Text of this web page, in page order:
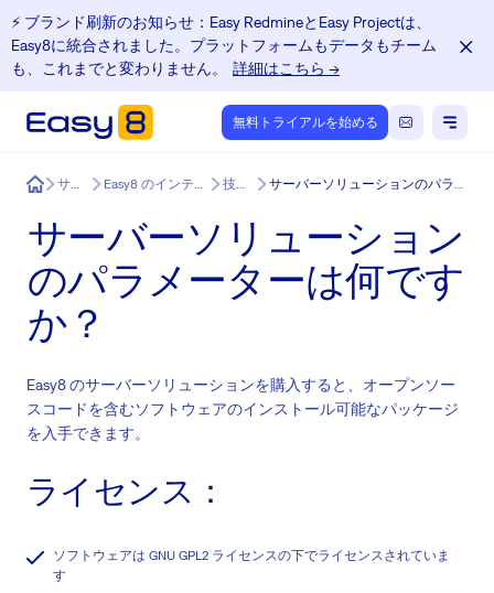
⚡️ ブランド刷新のお知らせ：Easy RedmineとEasy Projectは、
Easy8に統合されました。プラットフォームもデータもチーム
も、これまでと変わりません。
詳細はこちら →
無料トライアルを始める
Easy8 サービス Easy8 のインテグレーション 技術情報 サーバーソリューションのパラメーターは何ですか？
サーバーソリューション
のパラメーターは何です
か？
Easy8 のサーバーソリューションを購入すると、オープンソー
スコードを含むソフトウェアのインストール可能なパッケージ
を入手できます。
ライセンス：
ソフトウェアは GNU GPL2 ライセンスの下でライセンスされていま
す